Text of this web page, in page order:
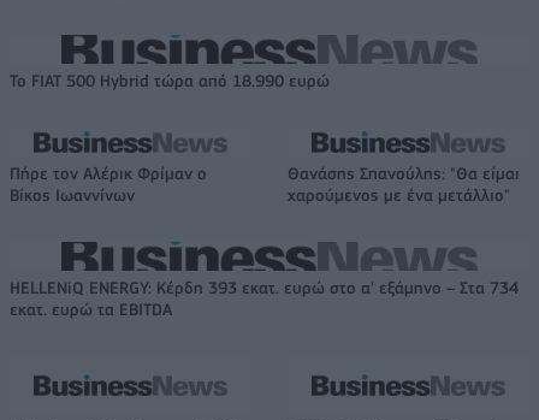
Το FIAT 500 Hybrid τώρα από 18.990 ευρώ
Πήρε τον Αλέρικ Φρίμαν ο
Βίκος Ιωαννίνων
Θανάσης Σπανούλης: "Θα είμαι
χαρούμενος με ένα μετάλλιο"
HELLENiQ ENERGY: Κέρδη 393 εκατ. ευρώ στο α' εξάμηνο – Στα 734
εκατ. ευρώ τα EBITDA